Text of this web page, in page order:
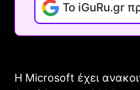
Το iGuRu.gr
Η Microsoft έχει